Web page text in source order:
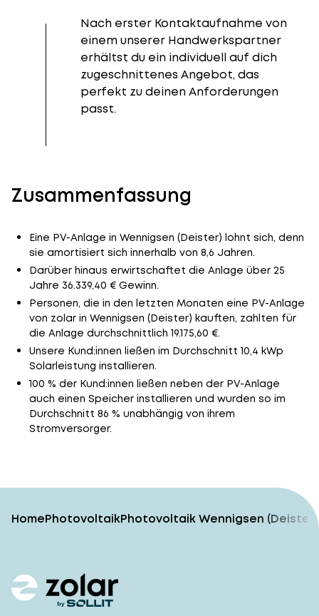
Nach erster Kontaktaufnahme von
einem unserer Handwerkspartner
erhältst du ein individuell auf dich
zugeschnittenes Angebot, das
perfekt zu deinen Anforderungen
passt.
Zusammenfassung
Eine PV-Anlage in Wennigsen (Deister) lohnt sich, denn
sie amortisiert sich innerhalb von 8,6 Jahren.
Darüber hinaus erwirtschaftet die Anlage über 25
Jahre 36.339,40 € Gewinn.
Personen, die in den letzten Monaten eine PV-Anlage
von zolar in Wennigsen (Deister) kauften, zahlten für
die Anlage durchschnittlich 19.175,60 €.
Unsere Kund:innen ließen im Durchschnitt 10,4 kWp
Solarleistung installieren.
100 % der Kund:innen ließen neben der PV-Anlage
auch einen Speicher installieren und wurden so im
Durchschnitt 86 % unabhängig von ihrem
Stromversorger.
HomePhotovoltaikPhotovoltaik Wennigsen